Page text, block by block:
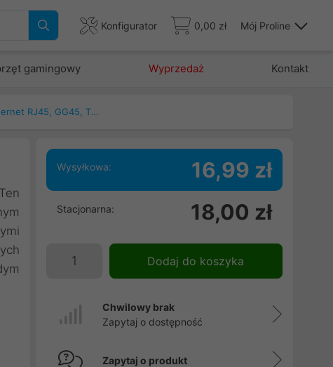
Konfigurator 0,00 zł Mój Proline
gamingowy Wyprzedaż Kontakt
Patchcord, kable ethernet RJ45, GG45, TERA
Wysyłkowa: 16,99 zł
Stacjonarna: 18,00 zł
Dodaj do koszyka
Chwilowy brak
Zapytaj o dostępność
Zapytaj o produkt